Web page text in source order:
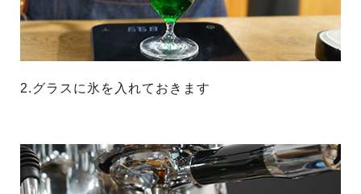
2.グラスに氷を入れておきます